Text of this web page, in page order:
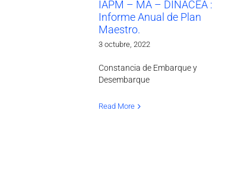
IAPM – MA – DINACEA :
Informe Anual de Plan
Maestro.
3 octubre, 2022
Constancia de Embarque y
Desembarque
Read More